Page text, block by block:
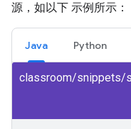
源，如以下 示例所示：
Java Python